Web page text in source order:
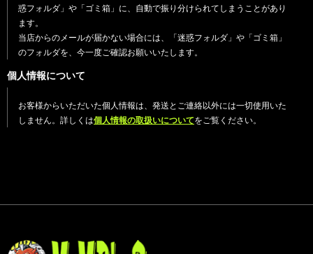
惑フォルダ」や「ゴミ箱」に、自動で振り分けられてしまうことがあり
ます。
当店からのメールが届かない場合には、「迷惑フォルダ」や「ゴミ箱」
のフォルダを、今一度ご確認お願いいたします。
個人情報について
お客様からいただいた個人情報は、発送とご連絡以外には一切使用いた
しません。詳しくは個人情報の取扱いについてをご覧ください。